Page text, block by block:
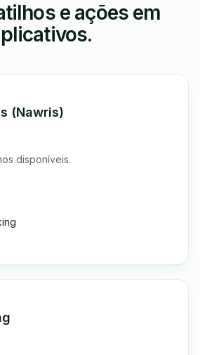
e ações em
(Nawris)
disponíveis.